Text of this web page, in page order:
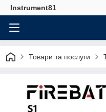
Instrument81
Товари та послуги